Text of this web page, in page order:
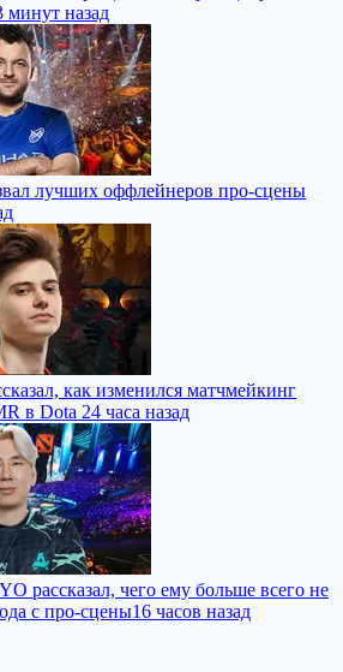
минут назад
лучших оффлейнеров про-сцены
как изменился матчмейкинг
в Dota 24 часа назад
рассказал, чего ему больше всего не
с про-сцены16 часов назад